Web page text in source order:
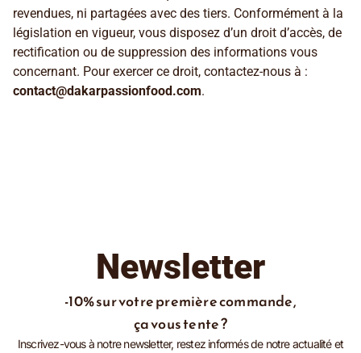
revendues, ni partagées avec des tiers. Conformément à la
législation en vigueur, vous disposez d’un droit d’accès, de
rectification ou de suppression des informations vous
concernant. Pour exercer ce droit, contactez-nous à :
contact@dakarpassionfood.com.
Newsletter
-10% sur votre première commande,
ça vous tente ?
Inscrivez-vous à notre newsletter, restez informés de notre actualité et